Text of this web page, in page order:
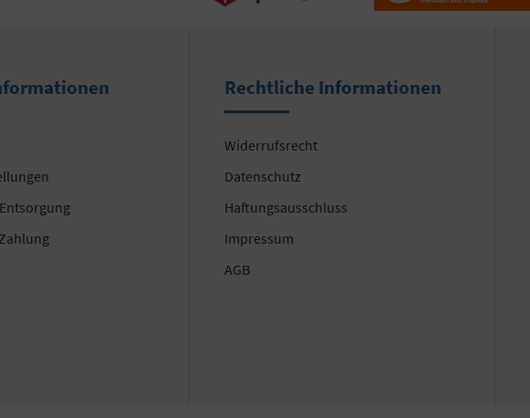
Rechtliche Informationen
Widerrufsrecht
Datenschutz
Haftungsausschluss
Impressum
AGB